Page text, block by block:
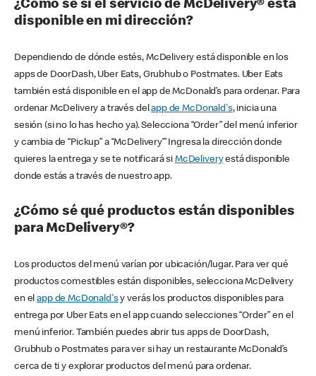
¿Cómo sé si el servicio de McDelivery® está
disponible en mi dirección?
Dependiendo de dónde estés, McDelivery está disponible en los
apps de DoorDash, Uber Eats, Grubhub o Postmates. Uber Eats
también está disponible en el app de McDonald’s para ordenar. Para
ordenar McDelivery a través delapp de McDonald's, inicia una
sesión (si no lo has hecho ya). Selecciona “Order” del menú inferior
y cambia de “Pickup” a “McDelivery’” Ingresa la dirección donde
quieres la entrega y se te notificará si McDeliveryestá disponible
donde estás a través de nuestro app.
¿Cómo sé qué productos están disponibles
para McDelivery®?
Los productos del menú varían por ubicación/lugar. Para ver qué
productos comestibles están disponibles, selecciona McDelivery
en elapp de McDonald'sy verás los productos disponibles para
entrega por Uber Eats en el app cuando selecciones “Order” en el
menú inferior. También puedes abrir tus apps de DoorDash,
Grubhub o Postmates para ver si hay un restaurante McDonald’s
cerca de ti y explorar productos del menú para ordenar.